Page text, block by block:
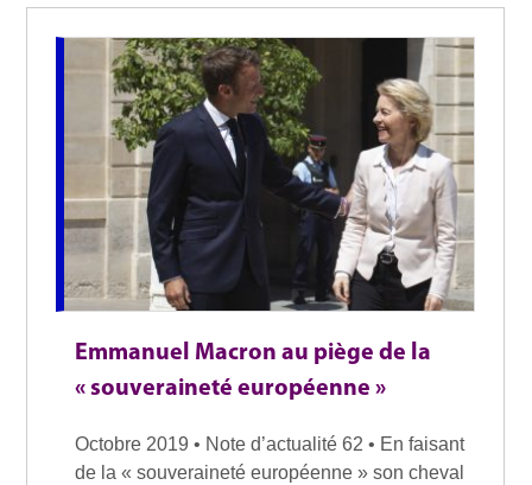
Emmanuel Macron au piège de la
« souveraineté européenne »
Octobre 2019 • Note d’actualité 62 • En faisant
de la « souveraineté européenne » son cheval